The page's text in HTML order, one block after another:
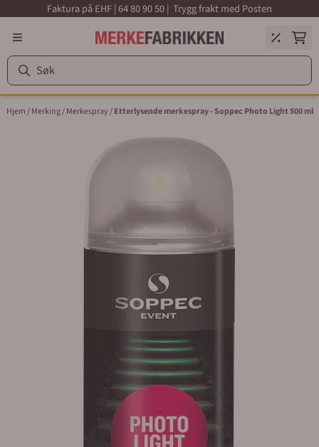
Hopp til innholdFaktura på EHF | 64 80 90 50 | Trygg frakt med Posten
Hjem/Merking/Merkespray/Etterlysende merkespray - Soppec Photo Light 500 ml